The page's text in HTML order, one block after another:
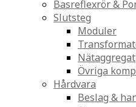
Basreflexrör &
Slutsteg
Moduler
Nätaggregat
Övriga
Hårdvara
Beslag &